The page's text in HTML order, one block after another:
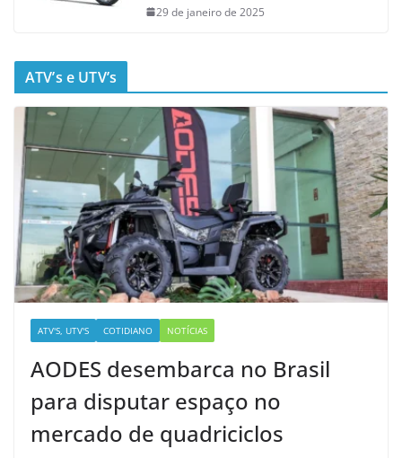
29 de janeiro de 2025
ATV’s e UTV’s
ATV'S, UTV'S COTIDIANO NOTÍCIAS
AODES desembarca no Brasil
para disputar espaço no
mercado de quadriciclos